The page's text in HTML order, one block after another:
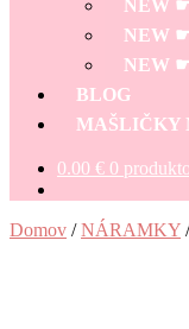
NEW
NEW
NEW
BLOG
MAŠLIČKY
0.00 € 0
Domov /NÁRAMKY